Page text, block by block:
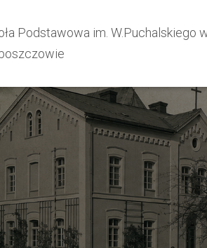
Podstawowa im. W.Puchalskiego